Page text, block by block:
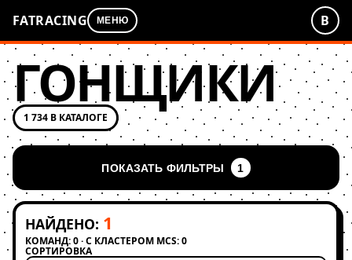
FATRACING МЕНЮ В
ГОНЩИКИ
1 734 В КАТАЛОГЕ
ПОКАЗАТЬ ФИЛЬТРЫ 1
НАЙДЕНО: 1
КОМАНД: 0 · С КЛАСТЕРОМ MCS: 0
СОРТИРОВКА
Применить сортировку